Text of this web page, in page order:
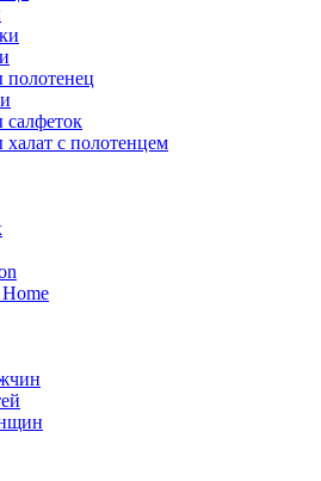
с полотенцем